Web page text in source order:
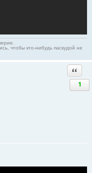
чтобы кто-нибудь паскудой не
1